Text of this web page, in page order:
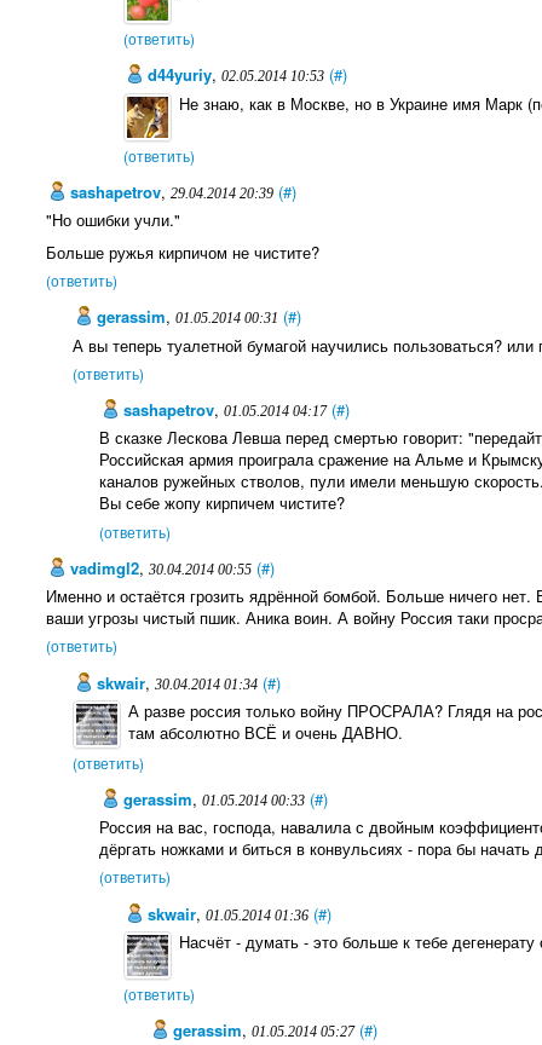
(ответить)
d44yuriy,02.05.2014 10:53 (#)
Не знаю, как в Москве, но в Украине имя Марк
(ответить)
sashapetrov, 29.04.2014 20:39 (#)
"Но ошибки учли."
Больше ружья кирпичом не чистите?
(ответить)
gerassim,01.05.2014 00:31 (#)
А вы теперь туалетной бумагой научились пользоваться? или
(ответить)
sashapetrov, 01.05.2014 04:17 (#)
В сказке Лескова Левша перед смертью говорит:
Российская армия проиграла сражение на Альме и
каналов ружейных стволов, пули имели меньшую
Вы себе жопу кирпичем чистите?
(ответить)
vadimgl2, 30.04.2014 00:55 (#)
Именно и остаётся грозить ядрённой бомбой. Больше ничего
ваши угрозы чистый пшик. Аника воин. А войну Россия таки
(ответить)
skwair,30.04.2014 01:34 (#)
А разве россия только войну ПРОСРАЛА? Глядя на
там абсолютно ВСЁ и очень ДАВНО.
(ответить)
gerassim, 01.05.2014 00:33 (#)
Россия на вас, господа, навалила с двойным
дёргать ножками и биться в конвульсиях - пора бы начать
(ответить)
skwair,01.05.2014 01:36 (#)
Насчёт - думать - это больше к тебе
(ответить)
gerassim, 01.05.2014 05:27 (#)